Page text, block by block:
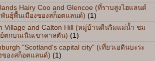
Hairy Coo and Glencoe (ที่ราบสูงไฮแลนด์
นธุ์พื้นเมืองของสก็อตแลนด์) (1)
Village and Calton Hill (หมู่บ้านดีนริมแม่น้ำ ชม
ตกบนเนินเขาคาลตัน) (1)
"Scotland's capital city" (เที่ยวเอดินบะระ
ของสก็อตแลนด์) (1)